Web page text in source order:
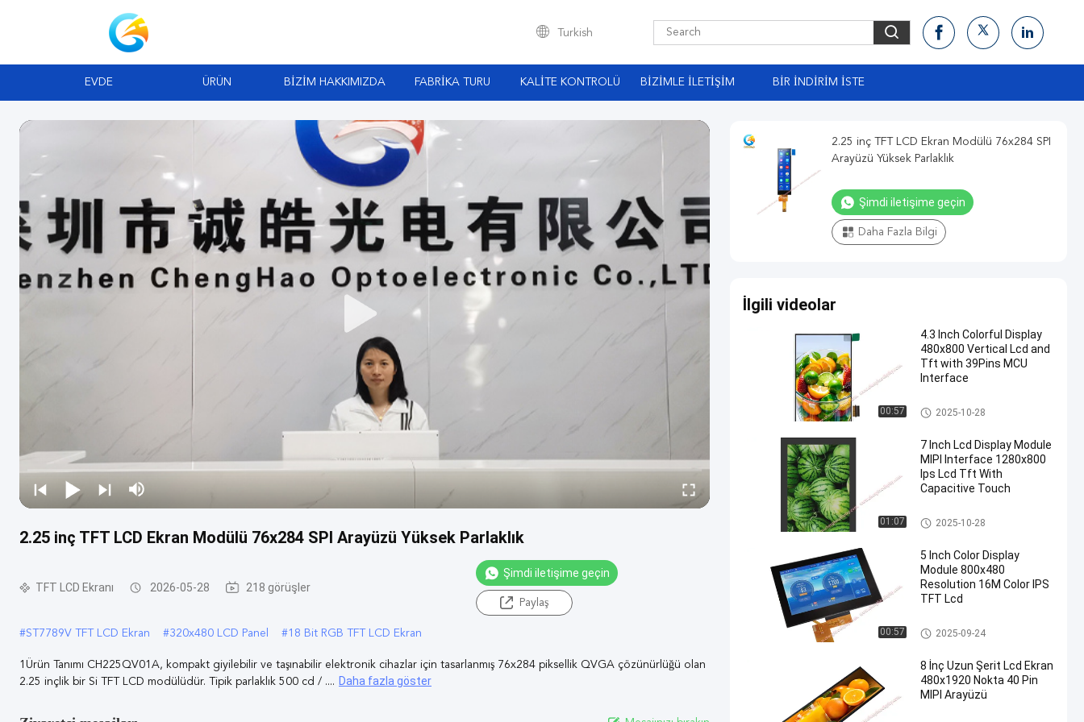
Turkish
EVDE ÜRÜN BIZIM HAKKIMIZDA FABRIKA TURU KALITE KONTROLÜ BIZIMLE İLETIŞIM BIR İNDIRIM İSTE
2.25 inç TFT LCD Ekran Modülü 76x284 SPI Arayüzü Yüksek Parlaklık
TFT LCD Ekranı 2026-05-28 218 görüşler
Şimdi iletişime geçin
Paylaş
#ST7789V TFT LCD Ekran #320x480 LCD Panel #18 Bit RGB TFT LCD Ekran
1Ürün Tanımı CH225QV01A, kompakt giyilebilir ve taşınabilir elektronik cihazlar için tasarlanmış 76x284 piksellik QVGA çözünürlüğü olan
2.25 inçlik bir Si TFT LCD modülüdür. Tipik parlaklık 500 cd / .... Daha fazla göster
2.25 inç TFT LCD Ekran Modülü 76x284 SPI
Arayüzü Yüksek Parlaklık
Şimdi iletişime geçin
Daha Fazla Bilgi
İlgili videolar
00:57
4.3 Inch Colorful Display
480x800 Vertical Lcd and
Tft with 39Pins MCU
Interface
TFT LCD Ekranı
2025-10-28
01:07
7 Inch Lcd Display Module
MIPI Interface 1280x800
Ips Lcd Tft With
Capacitive Touch
TFT LCD Ekranı
2025-10-28
00:57
5 Inch Color Display
Module 800x480
Resolution 16M Color IPS
TFT Lcd
TFT LCD Ekranı
2025-09-24
8 İnç Uzun Şerit Lcd Ekran
480x1920 Nokta 40 Pin
MIPI Arayüzü